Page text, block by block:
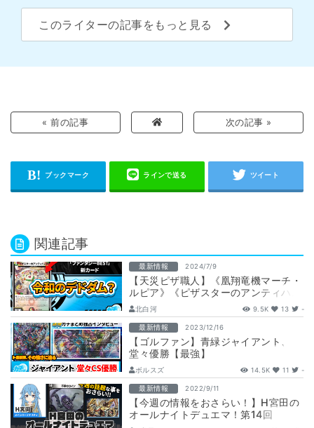
このライターの記事をもっと見る
« 前の記事 次の記事 »
関連記事
最新情報 2024/7/9
【天災ピザ職人】《凰翔竜機マーチ・
ルピア》《ピザスターのアンティハム
ト》が『超感謝祭ファンタジー
BEST』に収…
北白河 9.5K 13 -
最新情報 2023/12/16
【ゴルファン】青緑ジャイアント、
堂々優勝【最強】
ボルスズ 14.5K 11 -
最新情報 2022/9/11
【今週の情報をおさらい！】H宮田の
オールナイトデュエマ！第14回